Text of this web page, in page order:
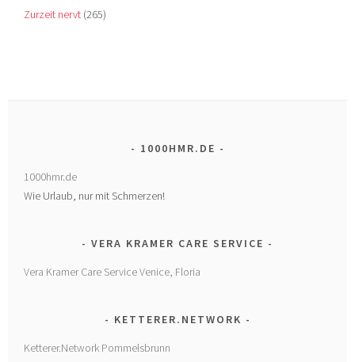
Zurzeit nervt (265)
1000HMR.DE
1000hmr.de
Wie Urlaub, nur mit Schmerzen!
VERA KRAMER CARE SERVICE
Vera Kramer Care Service Venice, Floria
KETTERER.NETWORK
Ketterer.Network Pommelsbrunn